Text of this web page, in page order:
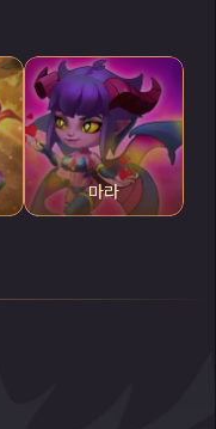
기도를 올
혔으며, 원
잠재력까지
소용없었죠.
절대 절망하
다지는 원
정신없이 몰
험관의 눈길
전히 퇴화했
람들이었죠.
마라